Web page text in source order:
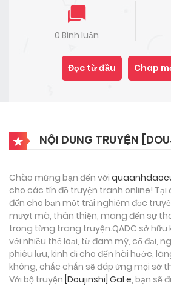
0 Bình luận
Đọc từ đầu Chap
NỘI DUNG TRUYỆN
Chào mừng bạn đến với
cho các tín đồ truyện tranh online!
đến cho bạn một trải nghiệm đọc
mượt mà, thân thiện, mang đến sự
trong từng trang truyện.QADC sở hữu
với nhiều thể loại, từ đam mỹ, cổ đại,
phiêu lưu, kinh dị cho đến hài hước,
không, chắc chắn sẽ đáp ứng mọi sở
Với bộ truyện [Doujinshi] GaLe, bạn sẽ